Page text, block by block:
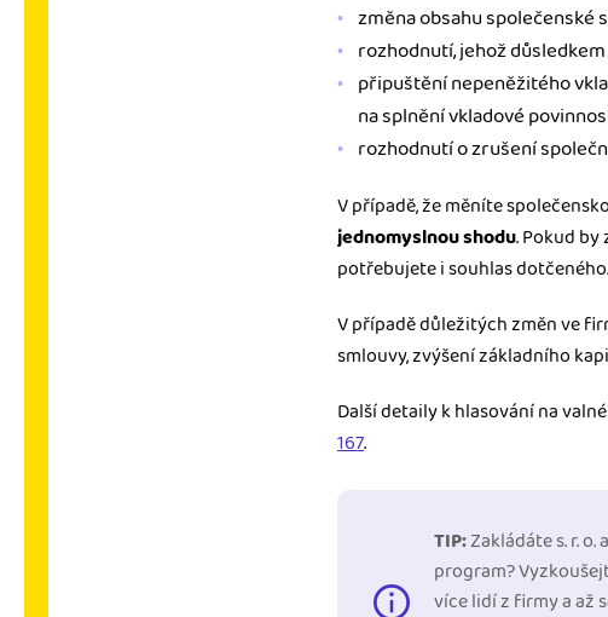
změna obsahu společenské
rozhodnutí, jehož
připuštění nepeněžitého
na splnění vkladové
rozhodnutí o zrušení
V případě, že měníte
jednomyslnou shodu. Pokud
potřebujete i souhlas dotčeného.
V případě důležitých změn ve
smlouvy, zvýšení základního
Další detaily k hlasování na
167.
TIP:Zakládáte s. r.
program?
více lidí z firmy a až